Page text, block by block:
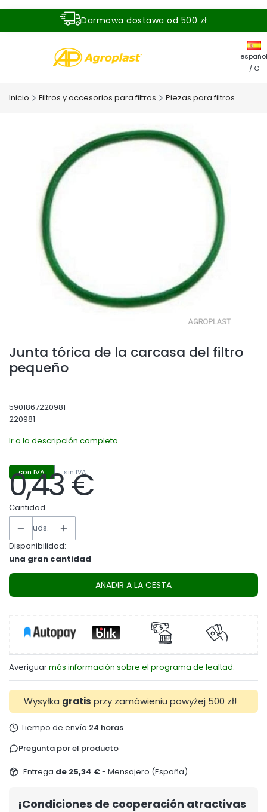
Darmowa dostawa od 500 zł
español
/ €
Inicio Filtros y accesorios para filtros Piezas para filtros
Junta tórica de la carcasa del filtro
pequeño
5901867220981
220981
Ir a la descripción completa
con IVA sin IVA
Precio
0,43 €
Cantidad
uds.
Disponibilidad:
una gran cantidad
AÑADIR A LA CESTA
Averiguarmás información sobre el programa de lealtad.
Wysyłka gratis przy zamówieniu powyżej 500 zł!
Tiempo de envío:24 horas
Pregunta por el producto
Entrega de 25,34 €- Mensajero (España)
¡Condiciones de cooperación atractivas